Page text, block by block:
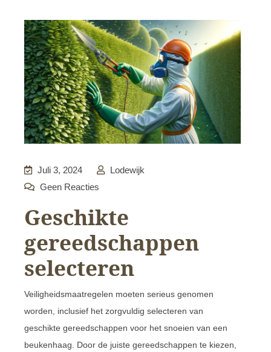
Juli 3, 2024
Lodewijk
Geen Reacties
Geschikte
gereedschappen
selecteren
Veiligheidsmaatregelen moeten serieus genomen
worden, inclusief het zorgvuldig selecteren van
geschikte gereedschappen voor het snoeien van een
beukenhaag. Door de juiste gereedschappen te kiezen,